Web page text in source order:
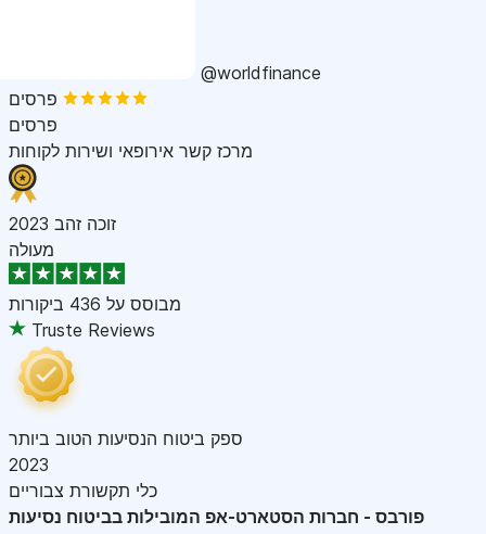
@worldfinance
פרסים
מרכז קשר אירופאי ושירות לקוחות
זוכה זהב 2023
מעולה
מבוסס על
Truste Reviews
ספק ביטוח הנסיעות הטוב ביותר
2023
כלי תקשורת צבוריים
פורבס - חברות הסטארט-אפ המובילות בביטוח נסיעות